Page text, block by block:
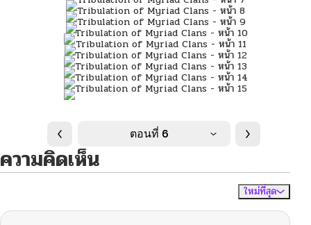
ตอนที่ 6
ความคิดเห็น
ใหม่ที่สุด